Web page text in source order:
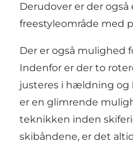
Derudover er der
freestyleområde med
Der er også mulighed
Indenfor er der to
justeres i hældning og
er en glimrende
teknikken inden
skibåndene, er det